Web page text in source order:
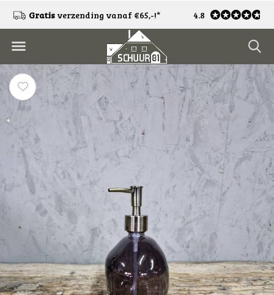
Gratis verzending vanaf €65,-!* Gratisretourneren*
4.8